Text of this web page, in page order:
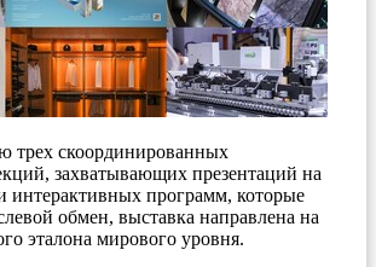
трех скоординированных
захватывающих презентаций на
интерактивных программ, которые
обмен, выставка направлена на
эталона мирового уровня.